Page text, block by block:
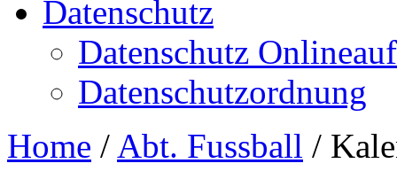
Datenschutz
Datenschutz
Datenschutzordnung
Home / Abt. Fussball /